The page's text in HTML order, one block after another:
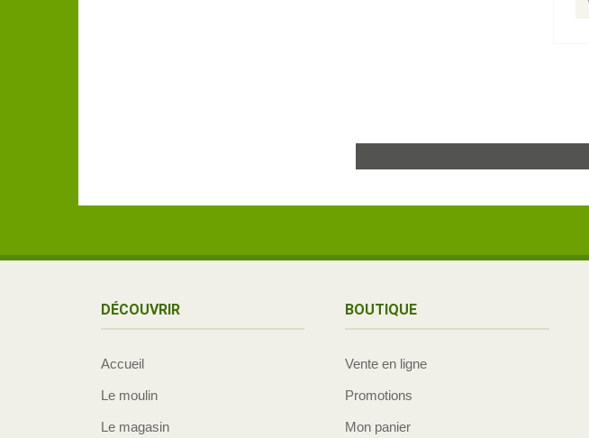
DÉCOUVRIR
Accueil
Le moulin
Le magasin
BOUTIQUE
Vente en ligne
Promotions
Mon panier